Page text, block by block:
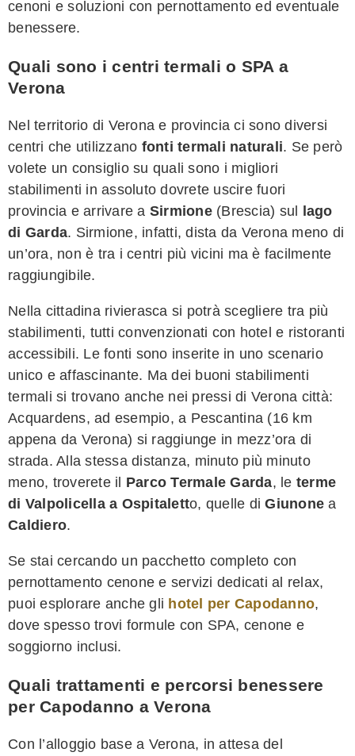
cenoni e soluzioni con pernottamento ed eventuale
benessere.
Quali sono i centri termali o SPA a
Verona
Nel territorio di Verona e provincia ci sono diversi
centri che utilizzano fonti termali naturali. Se però
volete un consiglio su quali sono i migliori
stabilimenti in assoluto dovrete uscire fuori
provincia e arrivare a Sirmione (Brescia) sul lago
di Garda. Sirmione, infatti, dista da Verona meno di
un’ora, non è tra i centri più vicini ma è facilmente
raggiungibile.
Nella cittadina rivierasca si potrà scegliere tra più
stabilimenti, tutti convenzionati con hotel e ristoranti
accessibili. Le fonti sono inserite in uno scenario
unico e affascinante. Ma dei buoni stabilimenti
termali si trovano anche nei pressi di Verona città:
Acquardens, ad esempio, a Pescantina (16 km
appena da Verona) si raggiunge in mezz’ora di
strada. Alla stessa distanza, minuto più minuto
meno, troverete il Parco Termale Garda, le terme
di Valpolicella a Ospitaletto, quelle diGiunonea
Caldiero.
Se stai cercando un pacchetto completo con
pernottamento cenone e servizi dedicati al relax,
puoi esplorare anche gli hotel per Capodanno,
dove spesso trovi formule con SPA, cenone e
soggiorno inclusi.
Quali trattamenti e percorsi benessere
per Capodanno a Verona
Con l’alloggio base a Verona, in attesa del